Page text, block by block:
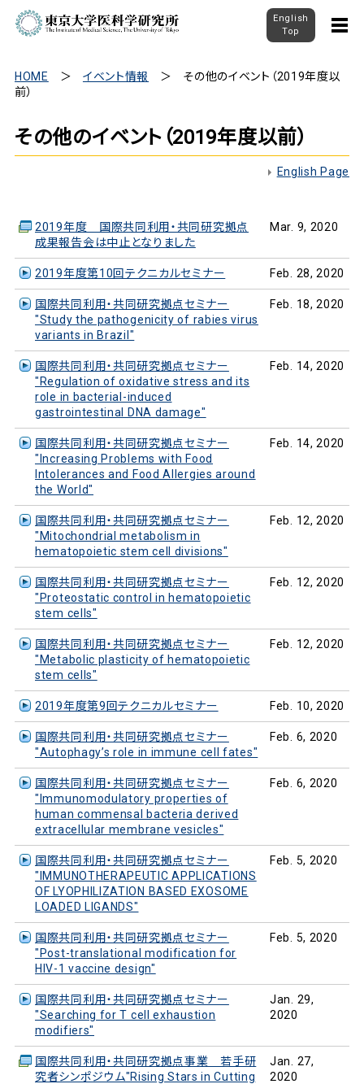
English
Top
HOME イベント情報
その他のイベント（2019年度以
前）
その他のイベント（2019年度以前）
English Page
2019年度 国際共同利用・共同研究拠点
成果報告会は中止となりました
Mar. 9, 2020
2019年度第10回テクニカルセミナー Feb. 28, 2020
国際共同利用・共同研究拠点セミナー
"Study the pathogenicity of rabies virus
variants in Brazil"
Feb. 18, 2020
国際共同利用・共同研究拠点セミナー
"Regulation of oxidative stress and its
role in bacterial-induced
gastrointestinal DNA damage"
Feb. 14, 2020
国際共同利用・共同研究拠点セミナー
"Increasing Problems with Food
Intolerances and Food Allergies around
the World"
Feb. 14, 2020
国際共同利用・共同研究拠点セミナー
"Mitochondrial metabolism in
hematopoietic stem cell divisions"
Feb. 12, 2020
国際共同利用・共同研究拠点セミナー
"Proteostatic control in hematopoietic
stem cells"
Feb. 12, 2020
国際共同利用・共同研究拠点セミナー
"Metabolic plasticity of hematopoietic
stem cells"
Feb. 12, 2020
2019年度第9回テクニカルセミナー Feb. 10, 2020
国際共同利用・共同研究拠点セミナー
"Autophagy’s role in immune cell fates"
Feb. 6, 2020
国際共同利用・共同研究拠点セミナー
"Immunomodulatory properties of
human commensal bacteria derived
extracellular membrane vesicles"
Feb. 6, 2020
国際共同利用・共同研究拠点セミナー
"IMMUNOTHERAPEUTIC APPLICATIONS
OF LYOPHILIZATION BASED EXOSOME
LOADED LIGANDS"
Feb. 5, 2020
国際共同利用・共同研究拠点セミナー
"Post-translational modification for
HIV-1 vaccine design"
Feb. 5, 2020
国際共同利用・共同研究拠点セミナー
"Searching for T cell exhaustion
modifiers"
Jan. 29,
2020
国際共同利用・共同研究拠点事業 若手研
究者シンポジウム"Rising Stars in Cutting
Jan. 27,
2020